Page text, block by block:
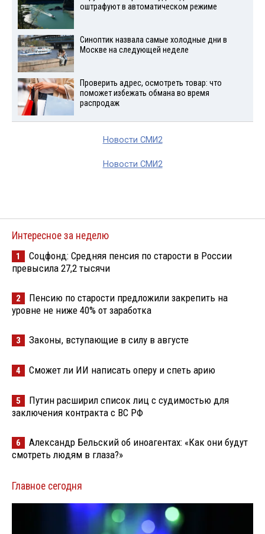
оштрафуют в автоматическом режиме
Синоптик назвала самые холодные дни в
Москве на следующей неделе
Проверить адрес, осмотреть товар: что
поможет избежать обмана во время
распродаж
Новости СМИ2
Новости СМИ2
Интересное за неделю
1
Соцфонд: Средняя пенсия по старости в России
превысила 27,2 тысячи
2
Пенсию по старости предложили закрепить на
уровне не ниже 40% от заработка
3 Законы, вступающие в силу в августе
4 Сможет ли ИИ написать оперу и спеть арию
5
Путин расширил список лиц с судимостью для
заключения контракта с ВС РФ
6
Александр Бельский об иноагентах: «Как они будут
смотреть людям в глаза?»
Главное сегодня